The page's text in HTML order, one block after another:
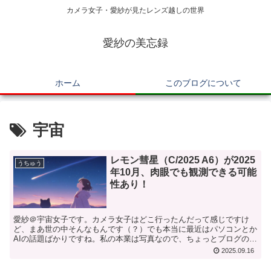
カメラ女子・愛紗が見たレンズ越しの世界
愛紗の美忘録
ホーム このブログについて
宇宙
うちゅう
レモン彗星（C/2025 A6）が2025
年10月、肉眼でも観測できる可能
性あり！
愛紗＠宇宙女子です。カメラ女子はどこ行ったんだって感じですけ
ど、まあ世の中そんなもんです（？）でも本当に最近はパソコンとか
AIの話題ばかりですね。私の本業は写真なので、ちょっとブログの方
向修正をしないと…。パソコンに詳しいカメラ女子のブログ...2025.09.16